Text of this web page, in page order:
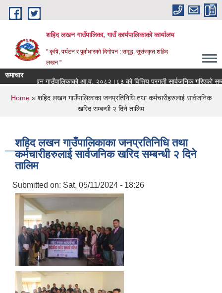
Skip to main content
शहिद लखन गाउँपालिका, गाउँ कार्यपालिकाको कार्यालय
" कृषि, पर्यटन र पूर्वाधारको दिगोपन : समृद्ध, सुसंस्कृत शहिद
लखन "
समाचार
शहिद लखन गाउँपालिकाको आ.व. २०८२।८३ को वित्तिय प्रगती सार्वजनिक गरिएको सम्बन्धी
You are here
Home» शहिद लखन गाउँपालिकाका जनप्रतिनिधि तथा कर्मचारीहरुलाई सार्वजनिक
खरिद सम्बन्धी २ दिने तालिम
शहिद लखन गाउँपालिकाका जनप्रतिनिधि तथा
कर्मचारीहरुलाई सार्वजनिक खरिद सम्बन्धी २ दिने
तालिम
Submitted on: Sat, 05/11/2024 - 18:26